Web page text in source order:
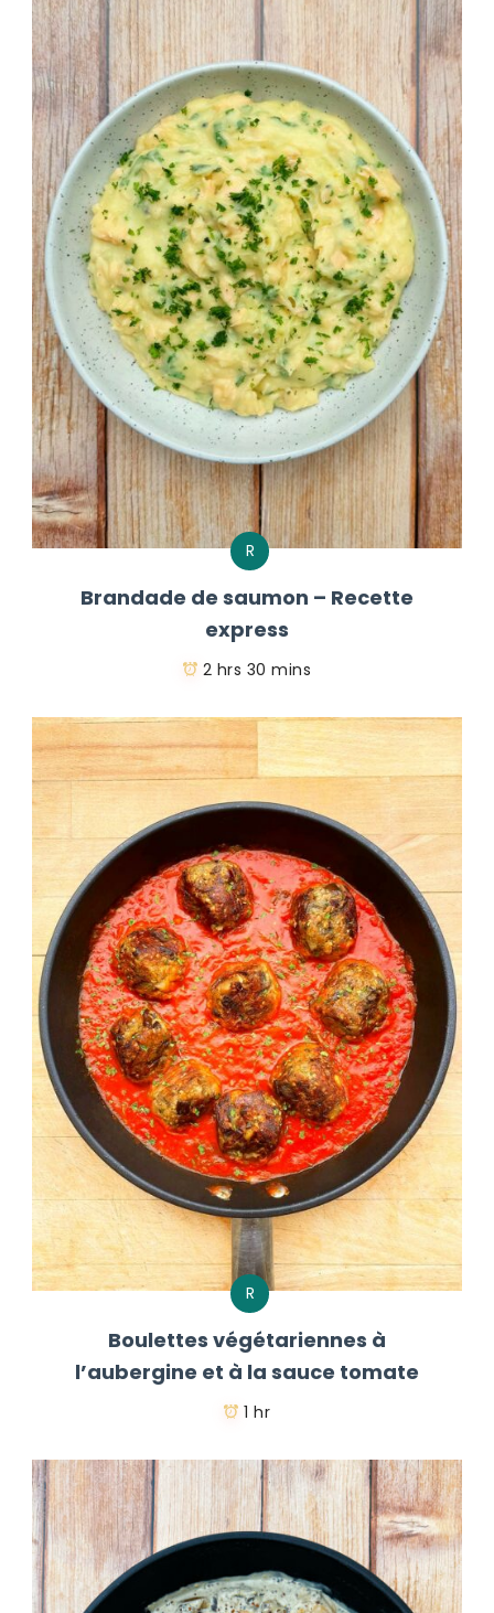
R
Brandade de saumon – Recette
express
2 hrs 30 mins
R
Boulettes végétariennes à
l’aubergine et à la sauce tomate
1 hr